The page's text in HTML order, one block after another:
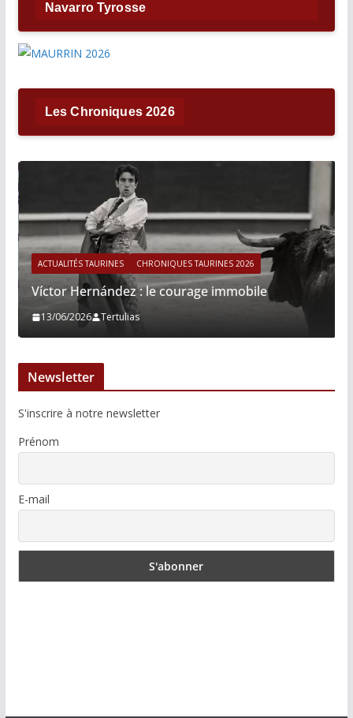
Navarro Tyrosse
Les Chroniques 2026
ACTUALITÉS TAURINES CHRONIQUES TAURINES 2026
Víctor Hernández : le courage immobile
13/06/2026 Tertulias
Newsletter
S'inscrire à notre newsletter
Prénom
E-mail